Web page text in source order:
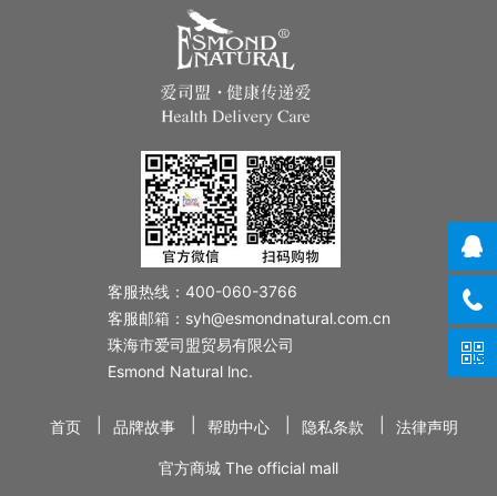
客服热线：400-060-3766
客服邮箱：syh@esmondnatural.com.cn
珠海市爱司盟贸易有限公司
Esmond Natural lnc.
首页 品牌故事 帮助中心 隐私条款 法律声明
官方商城 The official mall